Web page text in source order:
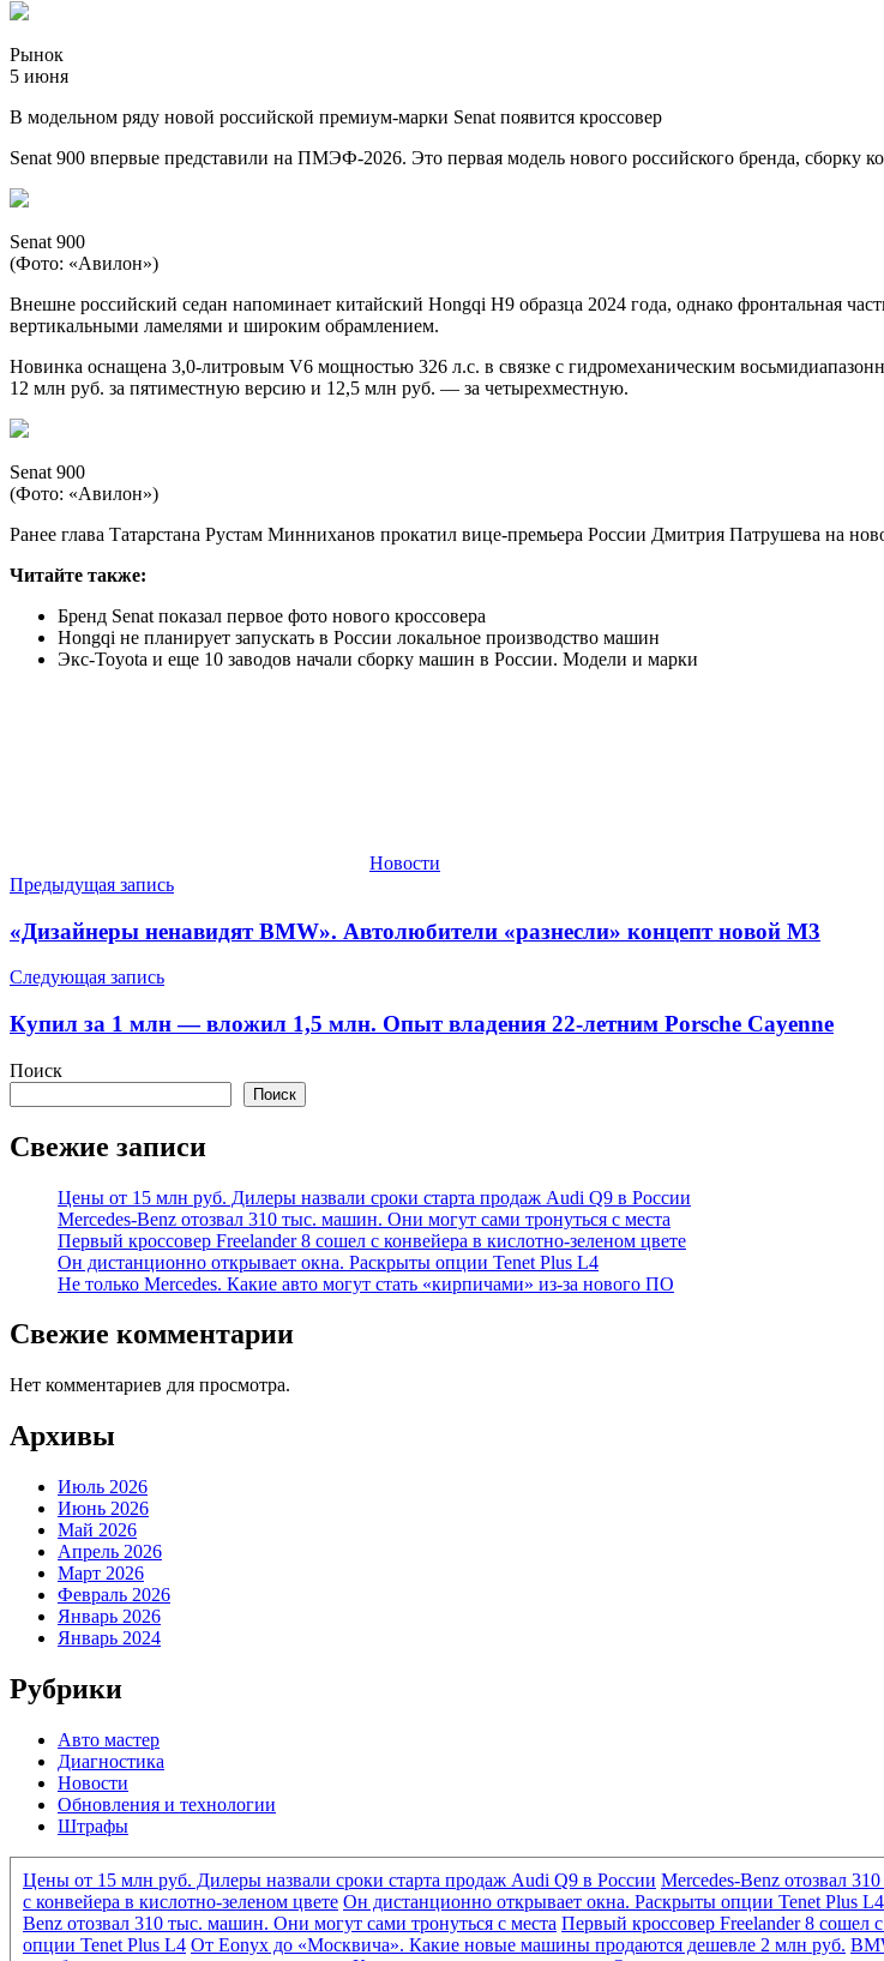
Рынок
5 июня
В модельном ряду новой российской премиум-марки Senat появится кроссовер
Senat 900 впервые представили на ПМЭФ-2026. Это первая модель нового российского бренда, сборку
Senat 900
(Фото: «Авилон»)
Внешне российский седан напоминает китайский Hongqi H9 образца 2024 года, однако фронтальная
вертикальными ламелями и широким обрамлением.
Новинка оснащена 3,0-литровым V6 мощностью 326 л.с. в связке с гидромеханическим
12 млн руб. за пятиместную версию и 12,5 млн руб. — за четырехместную.
Senat 900
(Фото: «Авилон»)
Ранее глава Татарстана Рустам Минниханов прокатил вице-премьера России Дмитрия Патрушева на
Читайте также:
Бренд Senat показал первое фото нового кроссовера
Hongqi не планирует запускать в России локальное производство машин
Экс-Toyota и еще 10 заводов начали сборку машин в России. Модели и марки
Новости
Навигация
по
записям
Предыдущая запись
«Дизайнеры ненавидят BMW». Автолюбители «разнесли» концепт новой M3
Следующая запись
Купил за 1 млн — вложил 1,5 млн. Опыт владения 22-летним Porsche Cayenne
Поиск
Поиск
Свежие записи
Цены от 15 млн руб. Дилеры назвали сроки старта продаж Audi Q9 в России
Mercedes-Benz отозвал 310 тыс. машин. Они могут сами тронуться с места
Первый кроссовер Freelander 8 сошел с конвейера в кислотно-зеленом цвете
Он дистанционно открывает окна. Раскрыты опции Tenet Plus L4
Не только Mercedes. Какие авто могут стать «кирпичами» из-за нового ПО
Свежие комментарии
Нет комментариев для просмотра.
Архивы
Июль 2026
Июнь 2026
Май 2026
Апрель 2026
Март 2026
Февраль 2026
Январь 2026
Январь 2024
Рубрики
Авто мастер
Диагностика
Новости
Обновления и технологии
Штрафы
Цены от 15 млн руб. Дилеры назвали сроки старта продаж Audi Q9 в России Mercedes-Benz отозвал
с конвейера в кислотно-зеленом цвете Он дистанционно открывает окна. Раскрыты опции Tenet Plus L4
Benz отозвал 310 тыс. машин. Они могут сами тронуться с места Первый кроссовер Freelander 8 сошел
опции Tenet Plus L4 От Eonyx до «Москвича». Какие новые машины продаются дешевле 2 млн руб.